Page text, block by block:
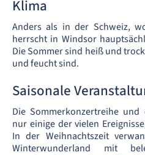
Klima
Anders als in der Schweiz,
herrscht in Windsor
Die Sommer sind heiß und
und feucht sind.
Saisonale
Die Sommerkonzertreihe
nur einige der vielen
In der Weihnachtszeit
Winterwunderland mit